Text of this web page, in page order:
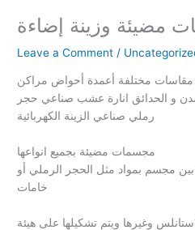
مضيئة وزينة إضاءة
Leave a Comment /
مختلفة أعمدة أحواض مراكن
و الحدائق انارة عشب صناعي حجر
رملي صناعي الزينة الكهربائية
مجسمات مضيئة بجميع انواعها
مجسم بمواد مثل الحجر الرملي أو
خامات
وغيرها ويتم تشكيلها على هيئة